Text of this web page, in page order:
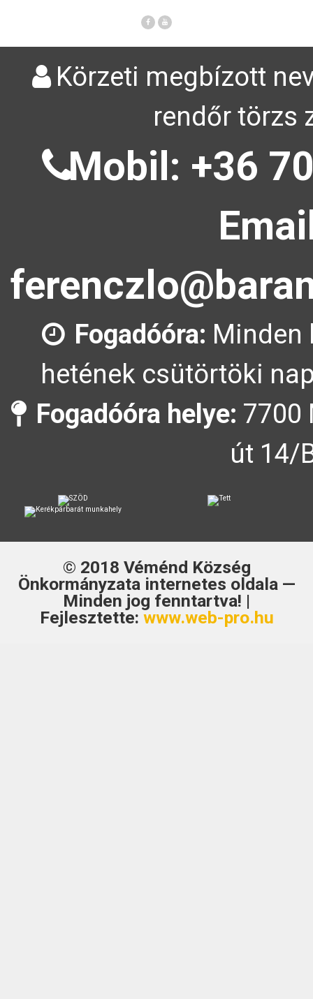
Körzeti megbízott
rendőr törzs
Mobil: +36
Fogadóóra: Minden
hetének csütörtöki
Fogadóóra helye: 7700
út 14/
© 2018 Véménd Község
Önkormányzatainternetes oldala —
Minden jog fenntartva! |
Fejlesztette: www.web-pro.hu